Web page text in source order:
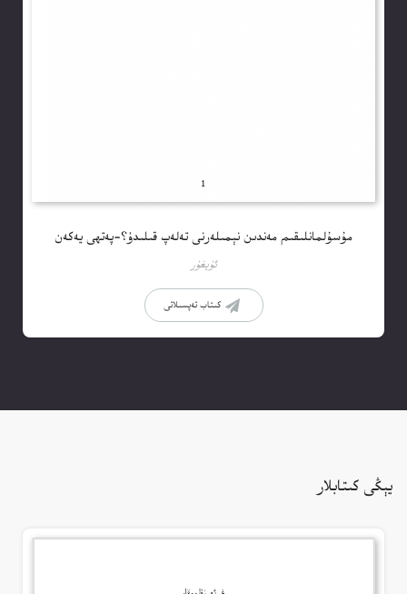
مۇسۇلمانلىقىم مەندىن نېمىلەرنى تەلەپ قىلىدۇ؟-پەتھى يەكەن
ئۇيغۇر
كىتاب تەپسىلاتى
يېڭى كىتابلار